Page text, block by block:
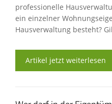
professionelle
ein einzelner
Hausverwaltung besteht?
Artikel jetzt weiterlesen